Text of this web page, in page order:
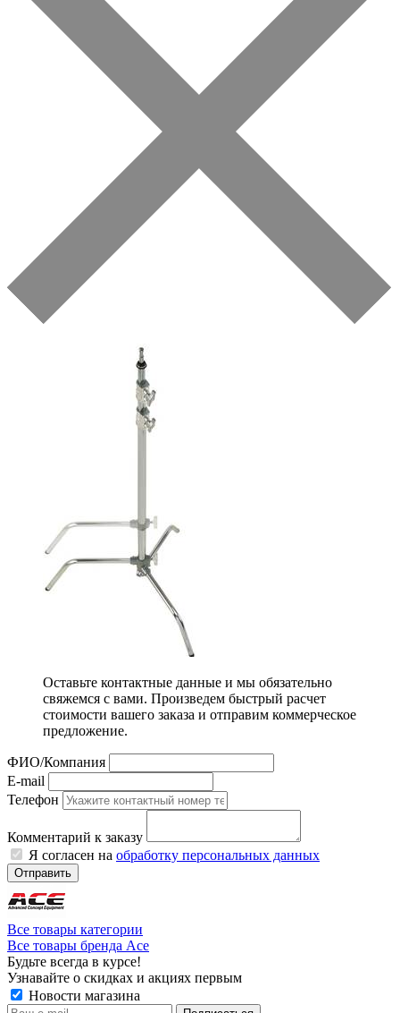
Оставьте контактные данные и мы обязательно
свяжемся с вами. Произведем быстрый расчет
стоимости вашего заказа и отправим коммерческое
предложение.
ФИО/Компания
E-mail
Телефон
Комментарий к заказу
Я согласен на обработку персональных данных
Отправить
Все товары категории
Все товары бренда Ace
Будьте всегда в курсе!
Узнавайте о скидках и акциях первым
Новости магазина